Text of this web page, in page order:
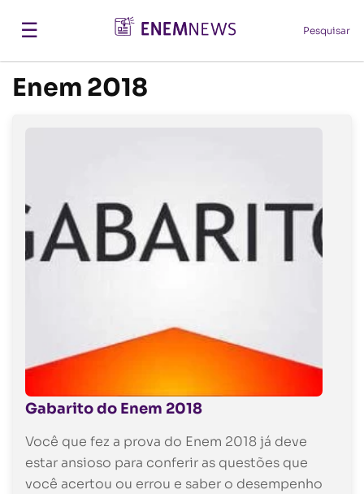
☰ Pesquisar
Enem 2018
Gabarito do Enem 2018
Você que fez a prova do Enem 2018 já deve
estar ansioso para conferir as questões que
você acertou ou errou e saber o desempenho